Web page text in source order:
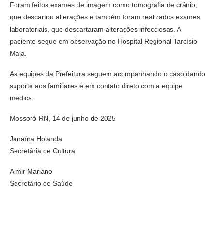
Foram feitos exames de imagem como tomografia de crânio,
que descartou alterações e também foram realizados exames
laboratoriais, que descartaram alterações infecciosas. A
paciente segue em observação no Hospital Regional Tarcísio
Maia.
As equipes da Prefeitura seguem acompanhando o caso dando
suporte aos familiares e em contato direto com a equipe
médica.
Mossoró-RN, 14 de junho de 2025
Janaína Holanda
Secretária de Cultura
Almir Mariano
Secretário de Saúde